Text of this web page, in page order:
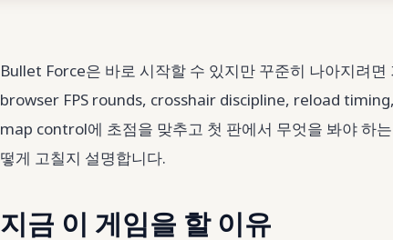
Bullet Force은 바로 시작할 수 있지만 꾸준히 나아지려
browser FPS rounds, crosshair discipline, reload
map control에 초점을 맞추고 첫 판에서 무엇을 봐야 하
떻게 고칠지 설명합니다.
지금 이 게임을 할 이유